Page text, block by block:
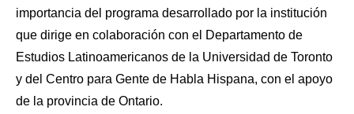
importancia del programa desarrollado por la institución
que dirige en colaboración con el Departamento de
Estudios Latinoamericanos de la Universidad de Toronto
y del Centro para Gente de Habla Hispana, con el apoyo
de la provincia de Ontario.